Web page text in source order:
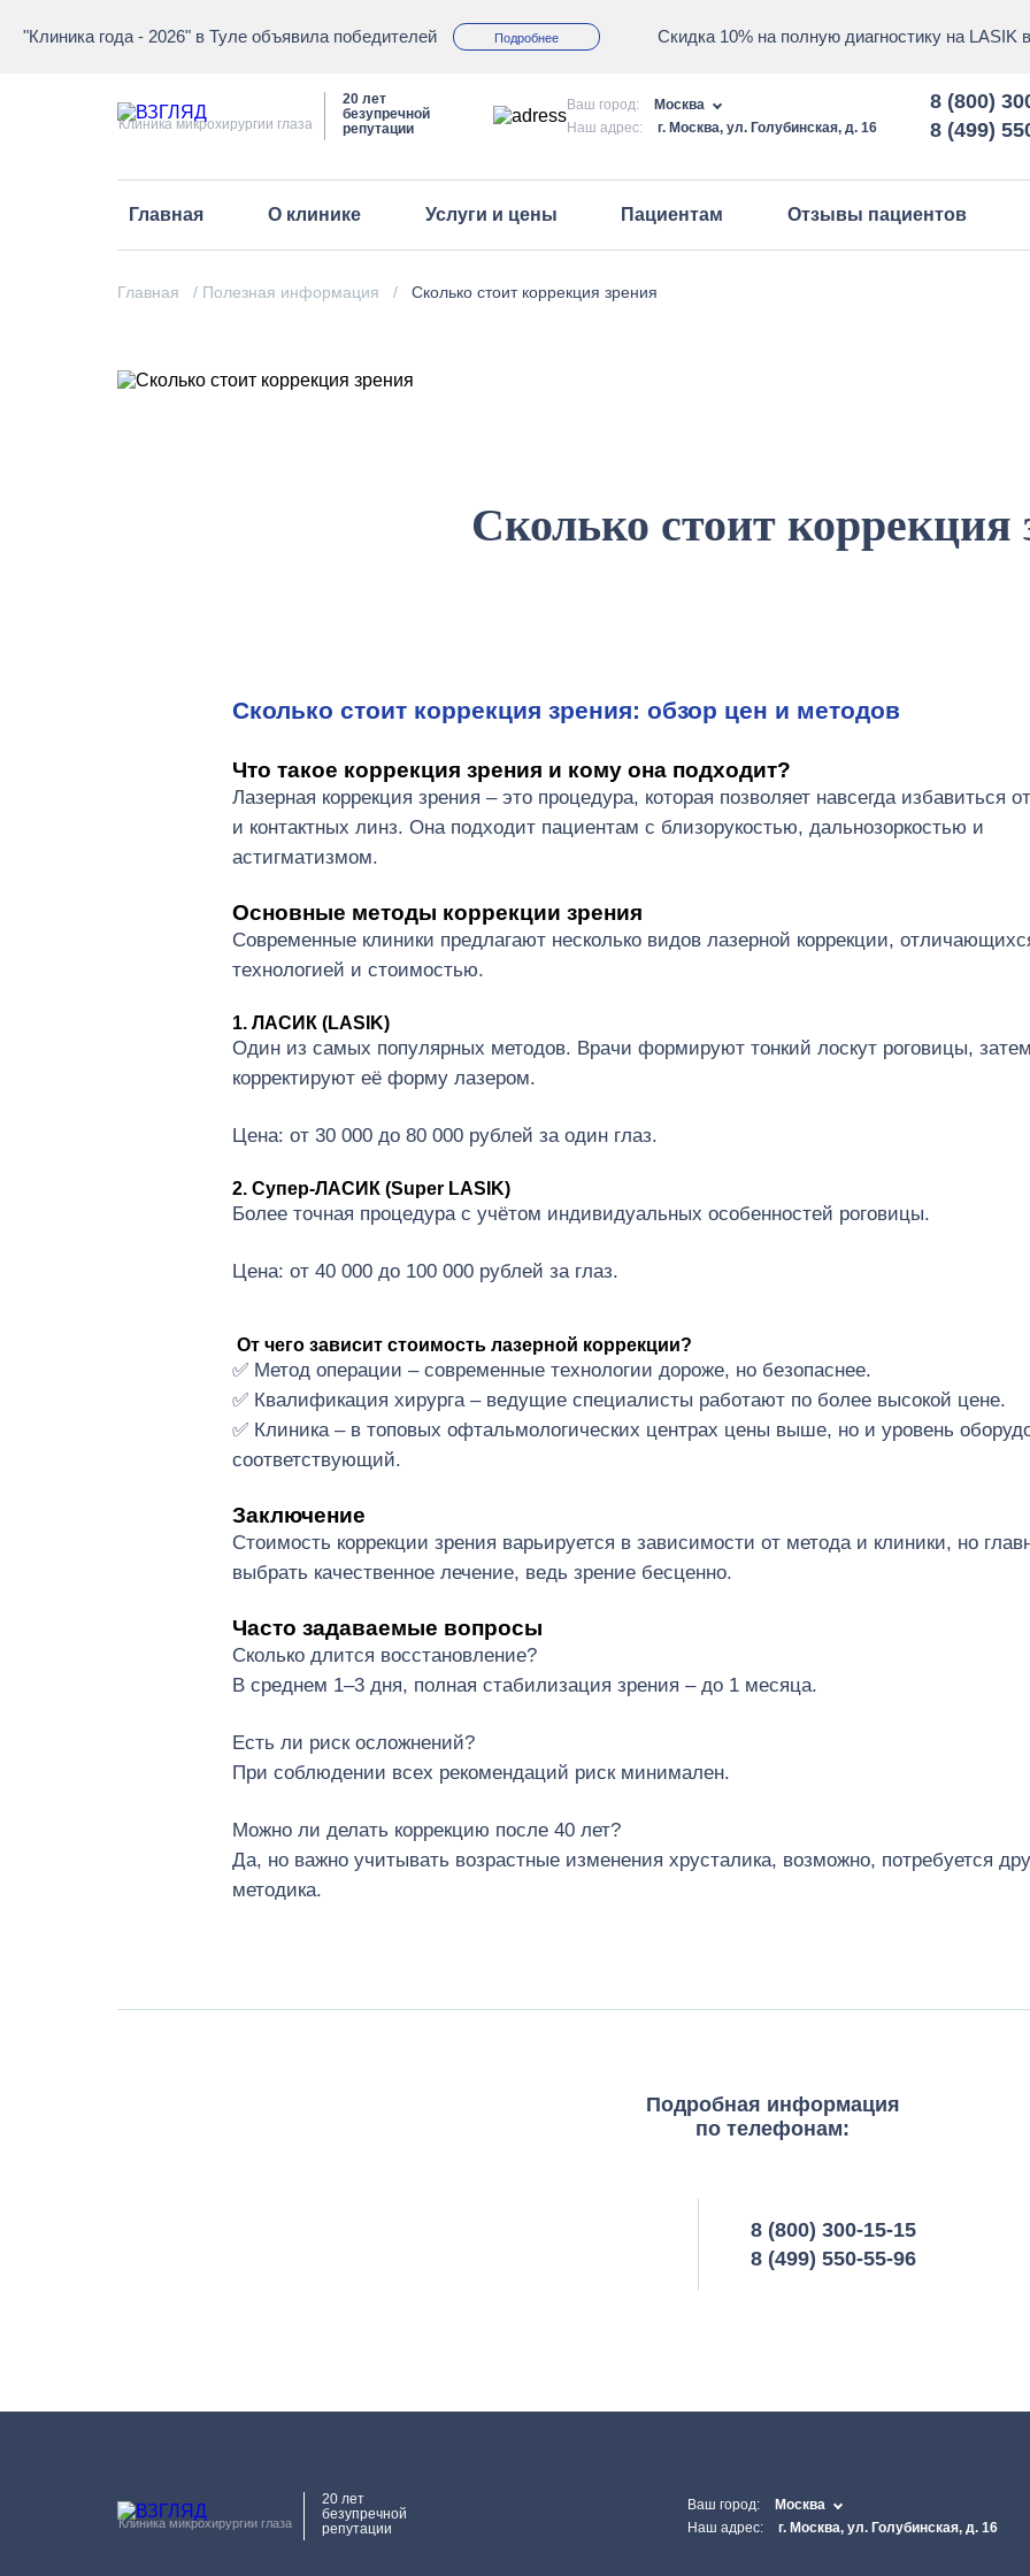
"Клиника года - 2026" в Туле объявила победителей Подробнее Скидка 10% на полную диагностику на LASIK
Клиника микрохирургии глаза
20 лет
безупречной
репутации
Ваш город:
Москва
Наш адрес:
г. Москва, ул. Голубинская, д. 16
8 (800)
8 (499)
Главная О клинике Услуги и цены Пациентам Отзывы пациентов
Главная / Полезная информация / Сколько стоит коррекция зрения
Сколько стоит коррекция
Сколько стоит коррекция зрения: обзор цен и методов
Что такое коррекция зрения и кому она подходит?
Лазерная коррекция зрения – это процедура, которая позволяет навсегда избавиться
и контактных линз. Она подходит пациентам с близорукостью, дальнозоркостью и
астигматизмом.
Основные методы коррекции зрения
Современные клиники предлагают несколько видов лазерной коррекции,
технологией и стоимостью.
1. ЛАСИК (LASIK)
Один из самых популярных методов. Врачи формируют тонкий лоскут роговицы,
корректируют её форму лазером.
Цена: от 30 000 до 80 000 рублей за один глаз.
2. Супер-ЛАСИК (Super LASIK)
Более точная процедура с учётом индивидуальных особенностей роговицы.
Цена: от 40 000 до 100 000 рублей за глаз.
От чего зависит стоимость лазерной коррекции?
✅ Метод операции – современные технологии дороже, но безопаснее.
✅ Квалификация хирурга – ведущие специалисты работают по более высокой цене.
✅ Клиника – в топовых офтальмологических центрах цены выше, но и уровень
соответствующий.
Заключение
Стоимость коррекции зрения варьируется в зависимости от метода и клиники, но
выбрать качественное лечение, ведь зрение бесценно.
Часто задаваемые вопросы
Сколько длится восстановление?
В среднем 1–3 дня, полная стабилизация зрения – до 1 месяца.
Есть ли риск осложнений?
При соблюдении всех рекомендаций риск минимален.
Можно ли делать коррекцию после 40 лет?
Да, но важно учитывать возрастные изменения хрусталика, возможно, потребуется
методика.
Подробная информация
по телефонам:
8 (800) 300-15-15
8 (499) 550-55-96
Клиника микрохирургии глаза
20 лет
безупречной
репутации
Ваш город:
Москва
Наш адрес:
г. Москва, ул. Голубинская, д. 16